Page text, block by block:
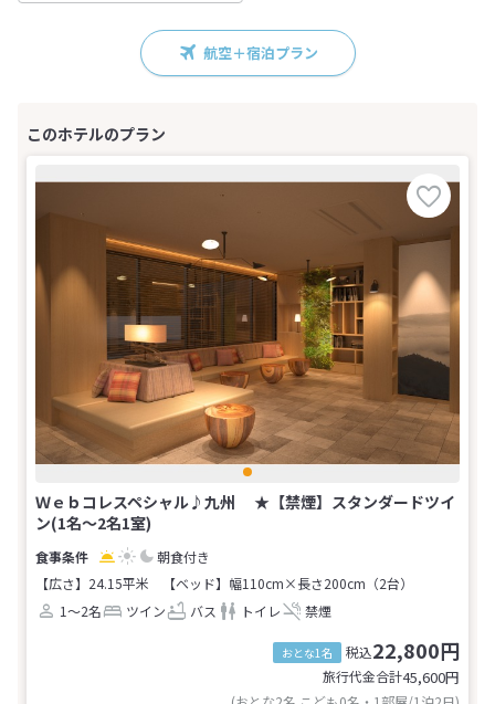
航空＋宿泊プラン
Ｗｅｂコレスペシャル♪九州 ★【禁煙】スタンダードツイ
ン(1名～2名1室)
朝食付き
【広さ】24.15平米
【ベッド】幅110cm×長さ200cm（2台）
1～2名
ツイン バス トイレ 禁煙
おとな1名 税込22,800円
旅行代金合計45,600円